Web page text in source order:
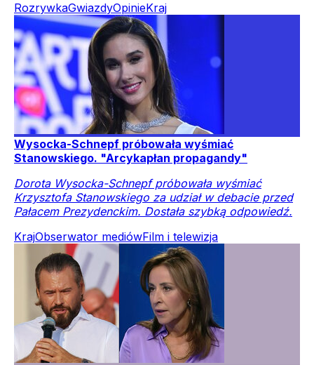
RozrywkaGwiazdyOpinieKraj
Wysocka-Schnepf próbowała wyśmiać
Stanowskiego. "Arcykapłan propagandy"
Dorota Wysocka-Schnepf próbowała wyśmiać
Krzysztofa Stanowskiego za udział w debacie przed
Pałacem Prezydenckim. Dostała szybką odpowiedź.
KrajObserwator mediówFilm i telewizja